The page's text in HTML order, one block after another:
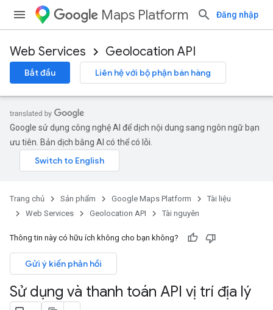
Maps Platform Đăng nhập
Web Services Geolocation API
Bắt đầu Liên hệ với bộ phận bán hàng
Google sử dụng công nghệ AI để dịch nội dung sang ngôn ngữ bạn
ưu tiên. Bản dịch bằng AI có thể có lỗi.
Trang chủ Sản phẩm Google Maps Platform
Tài liệu
Web Services
Geolocation API Tài nguyên
Thông tin này có hữu ích không cho bạn không?
Gửi ý kiến phản hồi
Sử dụng và thanh toán API vị trí địa lý